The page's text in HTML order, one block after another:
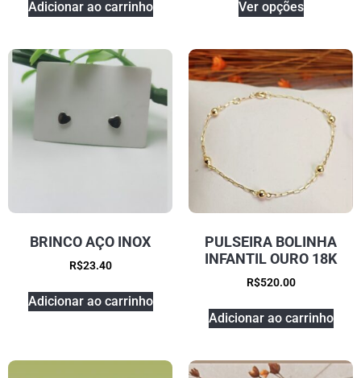
Adicionar ao carrinho Ver opções
BRINCO AÇO INOX
R$23.40
Adicionar ao carrinho
PULSEIRA BOLINHA
INFANTIL OURO 18K
R$520.00
Adicionar ao carrinho